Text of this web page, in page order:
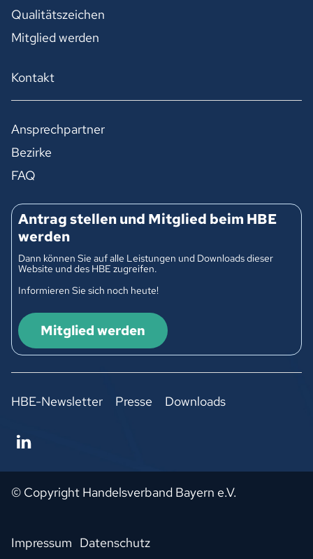
Qualitätszeichen
Mitglied werden
Kontakt
Ansprechpartner
Bezirke
FAQ
Antrag stellen und Mitglied beim HBE
werden
Dann können Sie auf alle Leistungen und Downloads dieser
Website und des HBE zugreifen.
Informieren Sie sich noch heute!
Mitglied werden
HBE-Newsletter Presse Downloads
© Copyright Handelsverband Bayern e.V.
Impressum Datenschutz